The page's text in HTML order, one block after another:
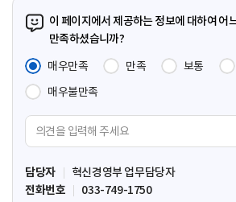
이 페이지에서 제공하는 정보에 대하여 어
만족하셨습니까?
매우만족
만족 보통
매우불만족
견
입
력
담당자
혁신경영부 업무담당자
전화번호
033-749-1750